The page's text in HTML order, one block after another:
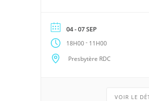
04 - 07 SEP
18H00- 11H00
Presbytère RDC
VOIR LE